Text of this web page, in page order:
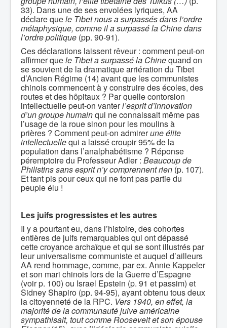
33). Dans une de ses envolées lyriques, AA
déclare quele Tibet nous a surpassés dans l’ordre
métaphysique, comme il a surpassé la Chine dans
l’ordre politique (pp. 90-91).
Ces déclarations laissent rêveur : comment peut-on
affirmer quele Tibet a surpassé la Chinequand on
se souvient de la dramatique arriération du Tibet
d’Ancien Régime (14) avant que les communistes
chinois commencent à y construire des écoles, des
routes et des hôpitaux ? Par quelle contorsion
intellectuelle peut-on vanterl’esprit d’innovation
d’un groupe humainqui ne connaissait même pas
l’usage de la roue sinon pour les moulins à
prières ? Comment peut-on admirerune élite
intellectuellequi a laissé croupir 95% de la
population dans l’analphabétisme ? Réponse
péremptoire du Professeur Adler : Beaucoup de
Philistins sans esprit n’y comprennent rien (p. 107).
Et tant pis pour ceux qui ne font pas partie du
peuple élu !
Les juifs progressistes et les autres
Il y a pourtant eu, dans l’histoire, des cohortes
entières de juifs remarquables qui ont dépassé
cette croyance archaïque et qui se sont illustrés par
leur universalisme communiste et auquel d’ailleurs
AA rend hommage, comme, par ex. Annie Kappeler
et son mari chinois lors de la Guerre d’Espagne
(voir p. 100) ou Israel Epstein (p. 91 et passim) et
Sidney Shapiro (pp. 94-95), ayant obtenu tous deux
la citoyenneté de la RPC. Vers 1940, en effet, la
majorité de la communauté juive américaine
sympathisait, tout comme Roosevelt et son épouse